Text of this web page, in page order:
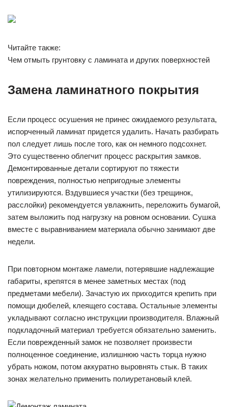
Читайте также:
Чем отмыть грунтовку с ламината и других поверхностей
Замена ламинатного покрытия
Если процесс осушения не принес ожидаемого результата,
испорченный ламинат придется удалить. Начать разбирать
пол следует лишь после того, как он немного подсохнет.
Это существенно облегчит процесс раскрытия замков.
Демонтированные детали сортируют по тяжести
повреждения, полностью непригодные элементы
утилизируются. Вздувшиеся участки (без трещинок,
расслойки) рекомендуется увлажнить, переложить бумагой,
затем выложить под нагрузку на ровном основании. Сушка
вместе с выравниванием материала обычно занимают две
недели.
При повторном монтаже ламели, потерявшие надлежащие
габариты, крепятся в менее заметных местах (под
предметами мебели). Зачастую их приходится крепить при
помощи дюбелей, клеящего состава. Остальные элементы
укладывают согласно инструкции производителя. Влажный
подкладочный материал требуется обязательно заменить.
Если поврежденный замок не позволяет произвести
полноценное соединение, излишнюю часть торца нужно
убрать ножом, потом аккуратно выровнять стык. В таких
зонах желательно применить полиуретановый клей.